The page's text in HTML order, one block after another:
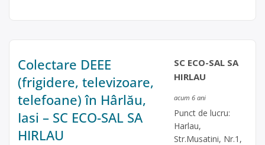
Colectare DEEE
(frigidere, televizoare,
telefoane) în Hârlău,
Iasi – SC ECO-SAL SA
HIRLAU
SC ECO-SAL SA
HIRLAU
acum 6 ani
Punct de lucru:
Harlau,
Str.Musatini, Nr.1,